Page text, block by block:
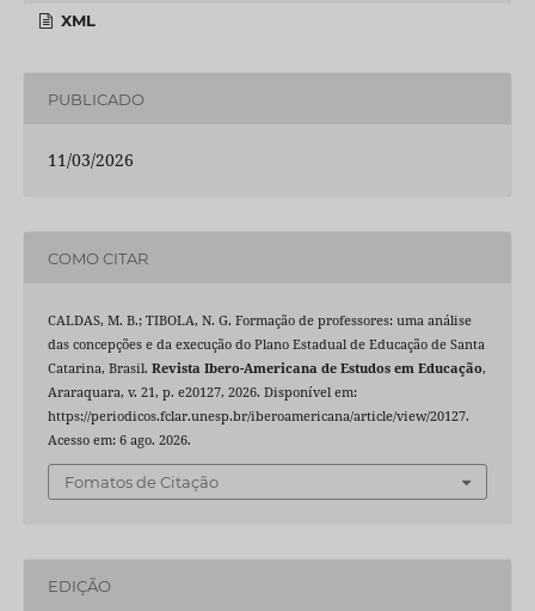
XML
PUBLICADO
11/03/2026
COMO CITAR
CALDAS, M. B.; TIBOLA, N. G. Formação de professores: uma análise
das concepções e da execução do Plano Estadual de Educação de Santa
Catarina, Brasil. Revista Ibero-Americana de Estudos em Educação,
Araraquara, v. 21, p. e20127, 2026. Disponível em:
https://periodicos.fclar.unesp.br/iberoamericana/article/view/20127.
Acesso em: 6 ago. 2026.
Fomatos de Citação
EDIÇÃO